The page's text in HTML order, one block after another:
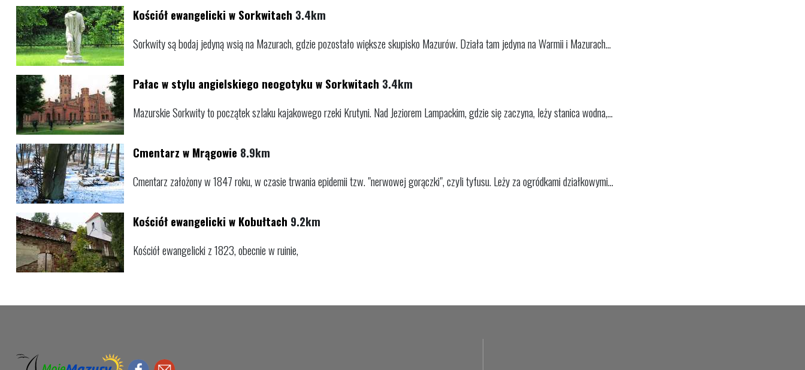
Kościół ewangelicki w Sorkwitach 3.4km
Sorkwity są bodaj jedyną wsią na Mazurach, gdzie pozostało większe skupisko Mazurów. Działa tam jedyna na Warmii i Mazurach...
Pałac w stylu angielskiego neogotyku w Sorkwitach 3.4km
Mazurskie Sorkwity to początek szlaku kajakowego rzeki Krutyni. Nad Jeziorem Lampackim, gdzie się zaczyna, leży stanica wodna,...
Cmentarz w Mrągowie 8.9km
Cmentarz założony w 1847 roku, w czasie trwania epidemii tzw. "nerwowej gorączki", czyli tyfusu. Leży za ogródkami działkowymi...
Kościół ewangelicki w Kobułtach 9.2km
Kościół ewangelicki z 1823, obecnie w ruinie,